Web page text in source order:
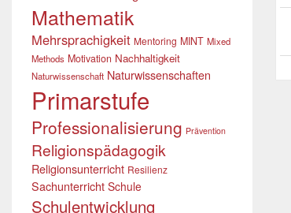
Mathematik
Mehrsprachigkeit Mentoring MINT Mixed
Methods Motivation Nachhaltigkeit
Naturwissenschaft Naturwissenschaften
Primarstufe
Professionalisierung Prävention
Religionspädagogik
Religionsunterricht Resilienz
Sachunterricht Schule
Schulentwicklung